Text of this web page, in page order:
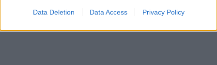
Data Deletion Data Access Privacy Policy